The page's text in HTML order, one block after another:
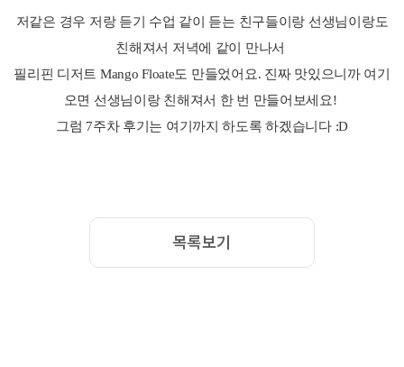
저같은 경우 저랑 듣기 수업 같이 듣는 친구들이랑 선생님이랑도
친해져서 저녁에 같이 만나서
필리핀 디저트 Mango Floate도 만들었어요. 진짜 맛있으니까 여기
오면 선생님이랑 친해져서 한 번 만들어보세요!
그럼 7주차 후기는 여기까지 하도록 하겠습니다 :D
목록보기